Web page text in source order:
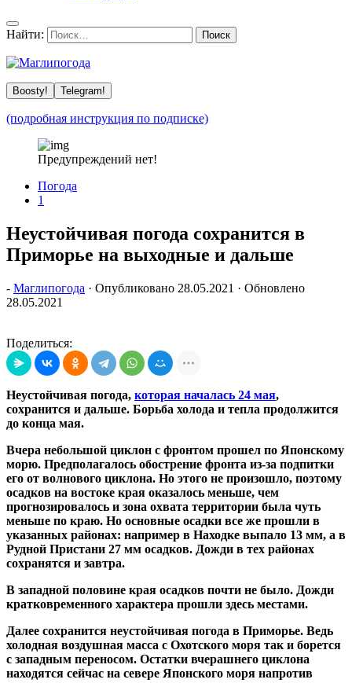
Найти:
Boosty! Telegram!
(подробная инструкция по подписке)
Предупреждений нет!
Погода
1
Неустойчивая погода сохранится в
Приморье на выходные и дальше
- Маглипогода · Опубликовано 28.05.2021 · Обновлено
28.05.2021
Поделиться:
Неустойчивая погода, которая началась 24 мая,
сохранится и дальше. Борьба холода и тепла продолжится
до конца мая.
Вчера небольшой циклон с фронтом прошел по Японскому
морю. Предполагалось обострение фронта из-за подпитки
его от волнового циклона. Но этого не произошло, поэтому
осадков на востоке края оказалось меньше, чем
прогнозировалось и зона охвата территории была чуть
меньше по краю. Но основные осадки все же прошли в
указанных районах: например в Находке выпало 13 мм, а в
Рудной Пристани 27 мм осадков. Дожди в тех районах
сохранятся и завтра.
В западной половине края осадков почти не было. Дожди
кратковременного характера прошли здесь местами.
Далее сохранится неустойчивая погода в Приморье. Ведь
холодная воздушная масса с Охотского моря так и борется
с западным переносом. Остатки вчерашнего циклона
находятся сейчас на севере Японского моря напротив